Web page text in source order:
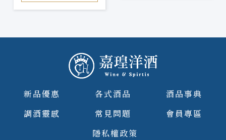
新品優惠 各式酒品
酒品事典
調酒靈感
常見問題
會員專區
隱私權政策